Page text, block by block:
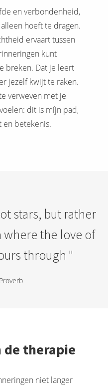
en verbondenheid,
hoeft te dragen.
ervaart tussen
kunt
breken. Dat je leert
jezelf kwijt te raken.
verweven met je
dit is míjn pad,
en betekenis.
stars, but rather
the love of
through "
de therapie
niet langer